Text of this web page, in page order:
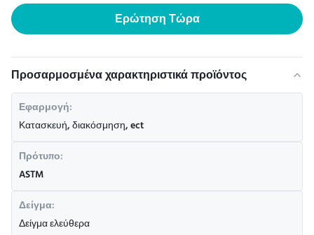
Ερώτηση Τώρα
Προσαρμοσμένα χαρακτηριστικά προϊόντος
Εφαρμογή:
Κατασκευή, διακόσμηση, ect
Πρότυπο:
ASTM
Δείγμα:
Δείγμα ελεύθερα